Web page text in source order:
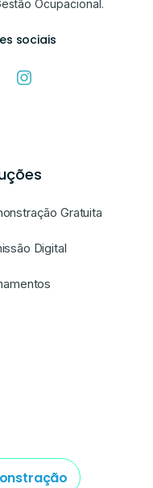
Ocupacional.
sociais
Gratuita
Digital